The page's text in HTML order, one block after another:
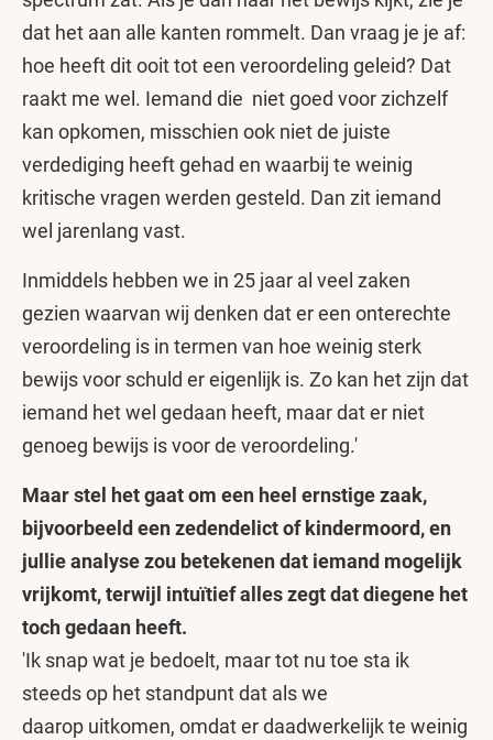
dat het aan alle kanten rommelt. Dan vraag je je af:
hoe heeft dit ooit tot een veroordeling geleid? Dat
raakt me wel. Iemand die niet goed voor zichzelf
kan opkomen, misschien ook niet de juiste
verdediging heeft gehad en waarbij te weinig
kritische vragen werden gesteld. Dan zit iemand
wel jarenlang vast.
Inmiddels hebben we in 25 jaar al veel zaken
gezien waarvan wij denken dat er een onterechte
veroordeling is in termen van hoe weinig sterk
bewijs voor schuld er eigenlijk is. Zo kan het zijn dat
iemand het wel gedaan heeft, maar dat er niet
genoeg bewijs is voor de veroordeling.'
Maar stel het gaat om een heel ernstige zaak,
bijvoorbeeld een zedendelict of kindermoord, en
jullie analyse zou betekenen dat iemand mogelijk
vrijkomt, terwijl intuïtief alles zegt dat diegene het
toch gedaan heeft.
'Ik snap wat je bedoelt, maar tot nu toe sta ik
steeds op het standpunt dat als we
daarop uitkomen, omdat er daadwerkelijk te weinig